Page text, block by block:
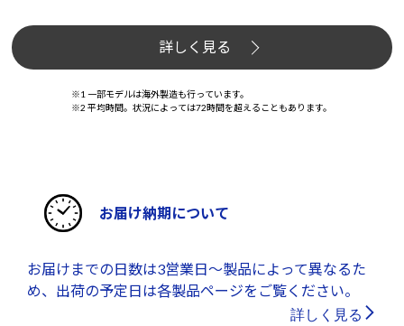
詳しく見る
※1 一部モデルは海外製造も行っています。
※2 平均時間。状況によっては72時間を超えることもあります。
お届け納期について
お届けまでの日数は3営業日～製品によって異なるた
め、出荷の予定日は各製品ページをご覧ください。
詳しく見る